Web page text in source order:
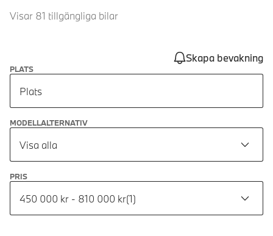
Visar 81 tillgängliga bilar
Skapa bevakning
PLATS
Plats
MODELLALTERNATIV
Visa alla
PRIS
450 000 kr - 810 000 kr(1)